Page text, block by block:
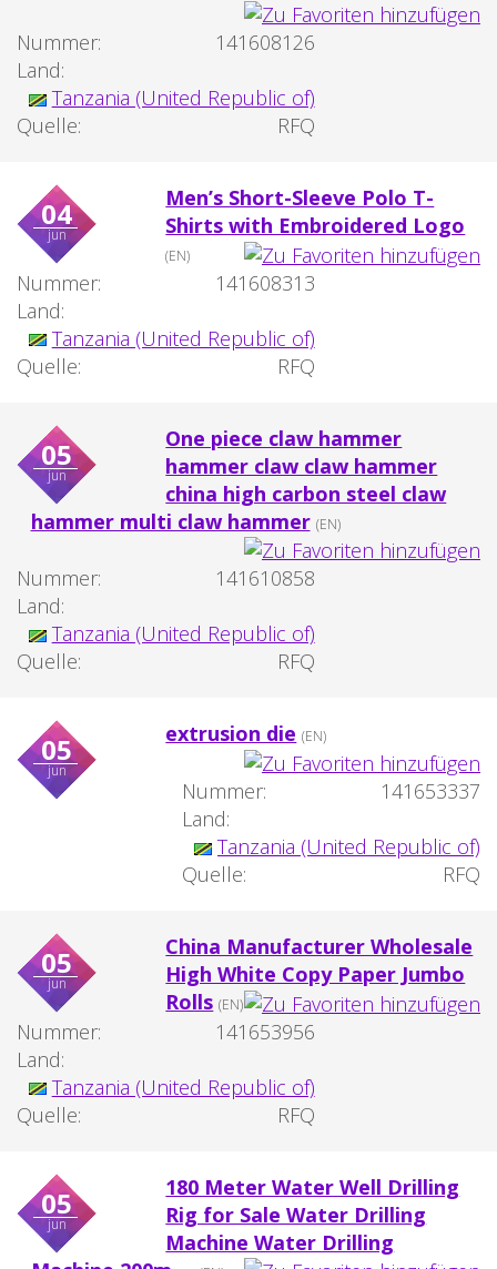
Nummer:
141608126
Land:
Tanzania (United Republic of)
Quelle:
RFQ
04
jun
Men’s Short-Sleeve Polo T-
Shirts with Embroidered Logo
(EN)
Nummer:
141608313
Land:
Tanzania (United Republic of)
Quelle:
RFQ
05
jun
One piece claw hammer
hammer claw claw hammer
china high carbon steel claw
hammer multi claw hammer (EN)
Nummer:
141610858
Land:
Tanzania (United Republic of)
Quelle:
RFQ
05
jun
extrusion die (EN)
Nummer:
141653337
Land:
Tanzania (United Republic of)
Quelle:
RFQ
05
jun
China Manufacturer Wholesale
High White Copy Paper Jumbo
Rolls (EN)
Nummer:
141653956
Land:
Tanzania (United Republic of)
Quelle:
RFQ
05
jun
180 Meter Water Well Drilling
Rig for Sale Water Drilling
Machine Water Drilling